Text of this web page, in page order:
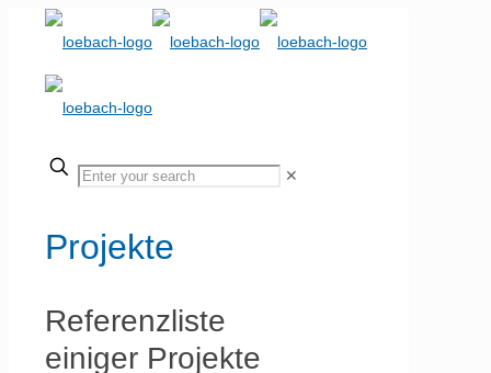
✕
Projekte
Referenzliste
einiger Projekte